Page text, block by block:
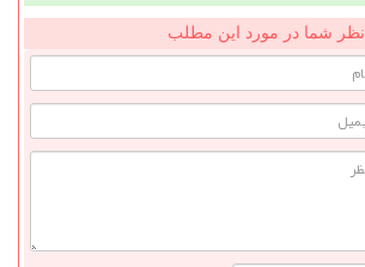
نظر شما در مورد این مطلب